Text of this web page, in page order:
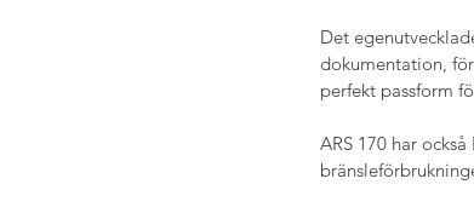
Det
dokumentation,
perfekt passform
ARS 170 har